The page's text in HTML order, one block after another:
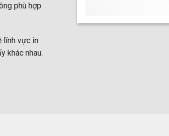
phù hợp
lĩnh vực in
khác nhau.